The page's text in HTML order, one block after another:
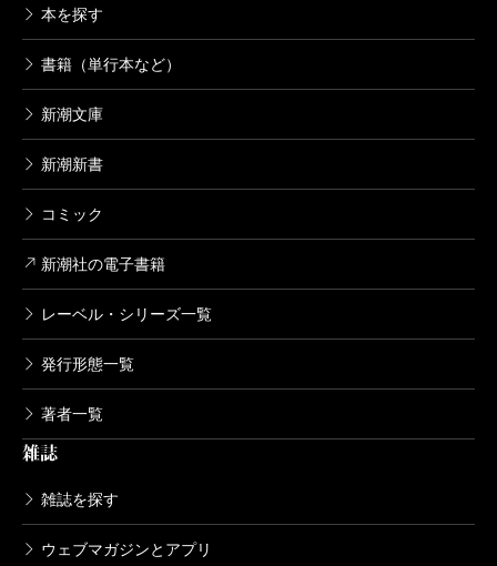
本を探す
書籍（単行本など）
新潮文庫
新潮新書
コミック
新潮社の電子書籍
レーベル・シリーズ一覧
発行形態一覧
著者一覧
雑誌
雑誌を探す
ウェブマガジンとアプリ